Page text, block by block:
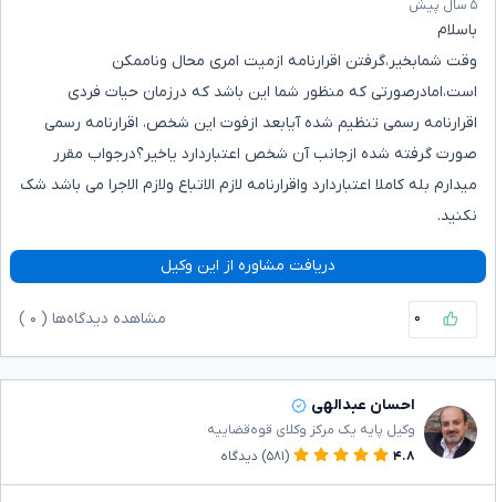
۵ سال پیش
باسلام
وقت شمابخیر،گرفتن اقرارنامه ازمیت امری محال وناممکن
است،امادرصورتی که منظور شما این باشد که درزمان حیات فردی
اقرارنامه رسمی تنظیم شده آیابعد ازفوت این شخص، اقرارنامه رسمی
صورت گرفته شده ازجانب آن شخص اعتباردارد یاخیر؟درجواب مقرر
میدارم بله کاملا اعتباردارد واقرارنامه لازم الاتباع ولازم الاجرا می باشد شک
نکنید.
دریافت مشاوره از این وکیل
۰ مشاهده دیدگاه‌ها ( ۰
احسان عبدالهی
وکیل پایه یک مرکز وکلای قوه‌قضاییه
۴.۸
(۵۸۱) دیدگاه